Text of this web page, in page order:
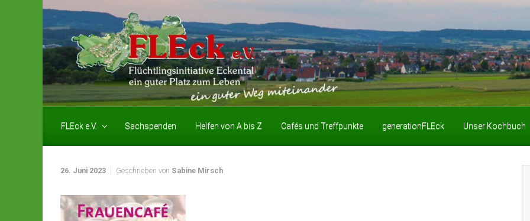
Zum Hauptinhalt springen
FLEck e.V. Sachspenden Helfen von A bis Z Cafés und Treffpunkte generationFLEck Unser Kochbuch
26. Juni 2023 Geschrieben von Sabine Mirsch